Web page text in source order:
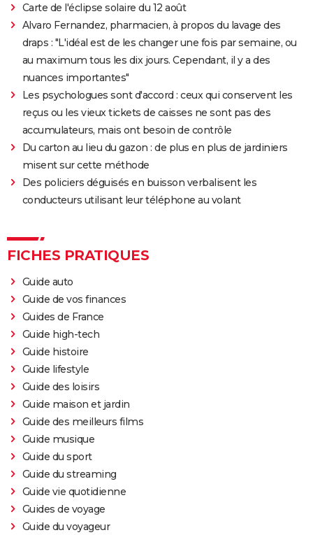
Carte de l'éclipse solaire du 12 août
Alvaro Fernandez, pharmacien, à propos du lavage des
draps : "L'idéal est de les changer une fois par semaine, ou
au maximum tous les dix jours. Cependant, il y a des
nuances importantes"
Les psychologues sont d'accord : ceux qui conservent les
reçus ou les vieux tickets de caisses ne sont pas des
accumulateurs, mais ont besoin de contrôle
Du carton au lieu du gazon : de plus en plus de jardiniers
misent sur cette méthode
Des policiers déguisés en buisson verbalisent les
conducteurs utilisant leur téléphone au volant
FICHES PRATIQUES
Guide auto
Guide de vos finances
Guides de France
Guide high-tech
Guide histoire
Guide lifestyle
Guide des loisirs
Guide maison et jardin
Guide des meilleurs films
Guide musique
Guide du sport
Guide du streaming
Guide vie quotidienne
Guides de voyage
Guide du voyageur